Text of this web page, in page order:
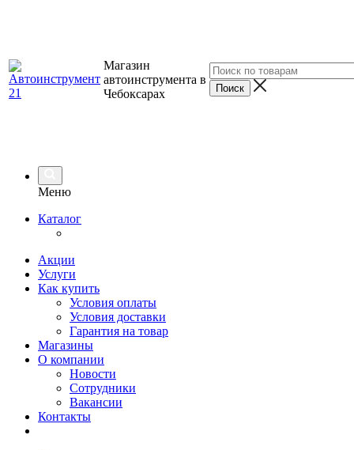
Магазин
автоинструмента в
Чебоксарах
Меню
Каталог
Акции
Услуги
Как купить
Условия оплаты
Условия доставки
Гарантия на товар
Магазины
О компании
Новости
Сотрудники
Вакансии
Контакты